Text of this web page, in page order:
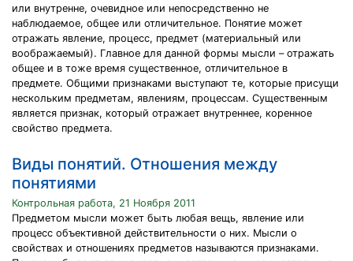
или внутренне, очевидное или непосредственно не
наблюдаемое, общее или отличительное. Понятие может
отражать явление, процесс, предмет (материальный или
воображаемый). Главное для данной формы мысли – отражать
общее и в тоже время существенное, отличительное в
предмете. Общими признаками выступают те, которые присущи
нескольким предметам, явлениям, процессам. Существенным
является признак, который отражает внутреннее, коренное
свойство предмета.
Виды понятий. Отношения между
понятиями
Контрольная работа, 21 Ноября 2011
Предметом мысли может быть любая вещь, явление или
процесс объективной действительности о них. Мысли о
свойствах и отношениях предметов называются признаками.